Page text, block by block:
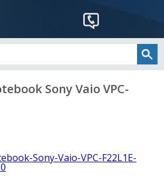
Sony Vaio VPC-